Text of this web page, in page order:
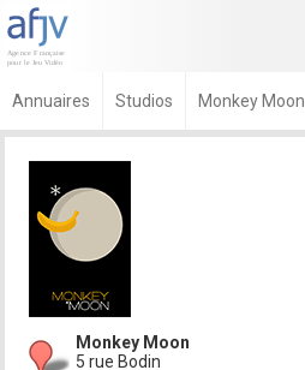
Annuaires Studios Monkey Moon
Monkey Moon
5 rue Bodin